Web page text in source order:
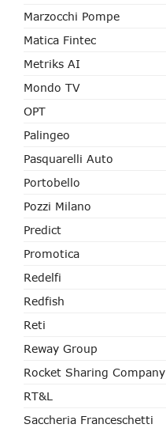
Marzocchi Pompe
Matica Fintec
Metriks AI
Mondo TV
OPT
Palingeo
Pasquarelli Auto
Portobello
Pozzi Milano
Predict
Promotica
Redelfi
Redfish
Reti
Reway Group
Rocket Sharing Company
RT&L
Saccheria Franceschetti